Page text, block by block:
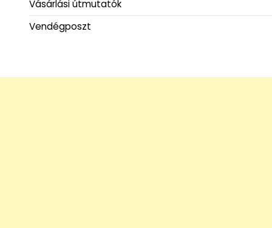
Vásárlási útmutatók
Vendégposzt